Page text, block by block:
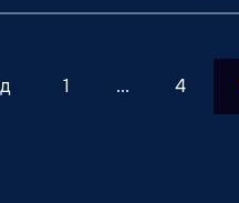
1 ... 4